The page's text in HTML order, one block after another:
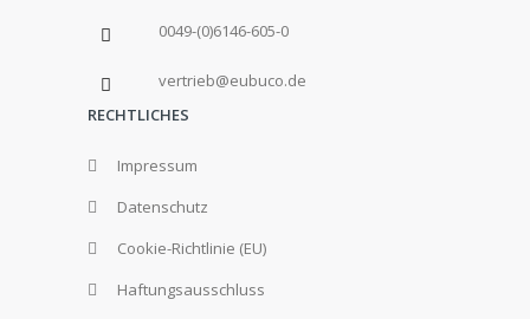
0049-(0)6146-605-0
vertrieb@eubuco.de
RECHTLICHES
Impressum
Datenschutz
Cookie-Richtlinie (EU)
Haftungsausschluss